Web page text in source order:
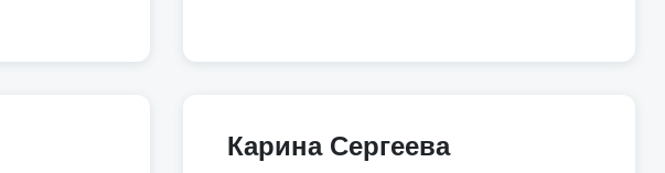
Карина Сергеева